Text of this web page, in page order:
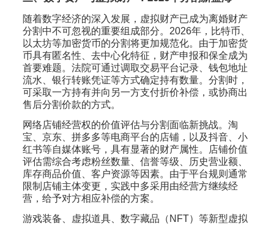
随着数字经济的深入发展，虚拟财产已成为离婚财产
分割中不可忽视的重要组成部分。2026年，比特币、
以太坊等加密货币的分割将更加规范化。由于加密货
币具有匿名性、去中心化特征，财产申报和保全成为
首要难题。法院可通过调取交易平台记录、钱包地址
流水、银行转账凭证等方式确定持有数量。分割时，
可采取一方持有并向另一方支付折价补偿，或协商出
售后分割价款的方式。
网络店铺经营权的价值评估与分割面临新挑战。淘
宝、京东、拼多多等电商平台的店铺，以及抖音、小
红书等自媒体账号，具有显著的财产属性。店铺价值
评估需综合考虑粉丝数量、信誉等级、历史营业额、
库存商品价值、客户资源等因素。由于平台规则通常
限制店铺主体变更，实践中多采用由经营方继续经
营，给予对方相应补偿的方案。
游戏装备、虚拟道具、数字藏品（NFT）等新型虚拟